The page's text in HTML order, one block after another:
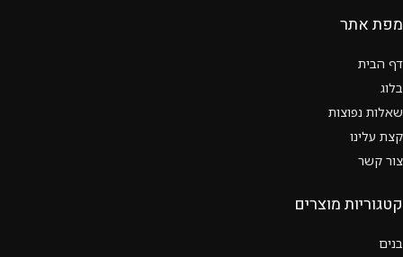
מפת אתר
דף הבית
בלוג
שאלות נפוצות
קצת עלינו
צור קשר
קטגוריות מוצרים
בנים